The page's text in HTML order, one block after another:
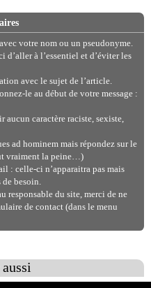
votre nom ou un pseudonyme.
d’aller à l’essentiel et d’éviter les
avec le sujet de l’article.
le au début de votre message :
aucun caractère raciste, sexiste,
ad hominem mais répondez sur le
vraiment la peine…)
: celle-ci n’apparaitra pas mais
de besoin.
responsable du site, merci de ne
de contact (dans le menu